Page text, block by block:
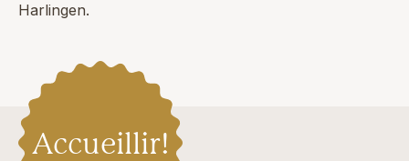
Harlingen.
Accueillir!